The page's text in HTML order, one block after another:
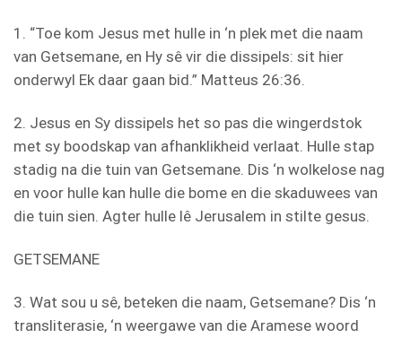
1. “Toe kom Jesus met hulle in ‘n plek met die naam
van Getsemane, en Hy sê vir die dissipels: sit hier
onderwyl Ek daar gaan bid.” Matteus 26:36.
2. Jesus en Sy dissipels het so pas die wingerdstok
met sy boodskap van afhanklikheid verlaat. Hulle stap
stadig na die tuin van Getsemane. Dis ‘n wolkelose nag
en voor hulle kan hulle die bome en die skaduwees van
die tuin sien. Agter hulle lê Jerusalem in stilte gesus.
GETSEMANE
3. Wat sou u sê, beteken die naam, Getsemane? Dis ‘n
transliterasie, ‘n weergawe van die Aramese woord